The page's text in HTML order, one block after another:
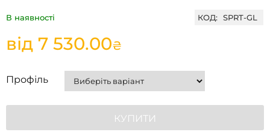
В наявності КОД: SPRT-GL
від 7 530.00₴
Профіль
КУПИТИ